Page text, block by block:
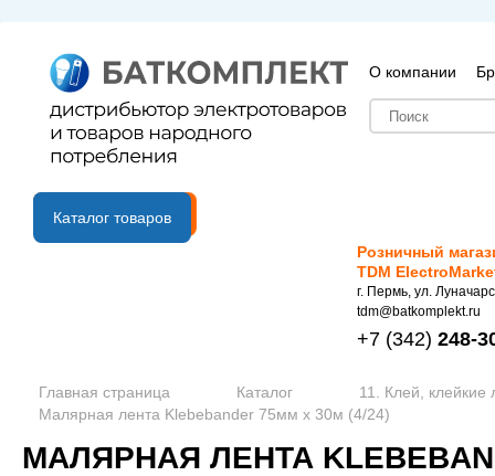
О компании
B2B портал
Каталог товаров
Розничный
TDM
г. Пермь, ул.
tdm@batkomplekt.ru
+7 (342) 248-
Главная страница Каталог
11. Клей, клейкие
Малярная лента Klebebander 75мм х 30м (4/24)
МАЛЯРНАЯ ЛЕНТА